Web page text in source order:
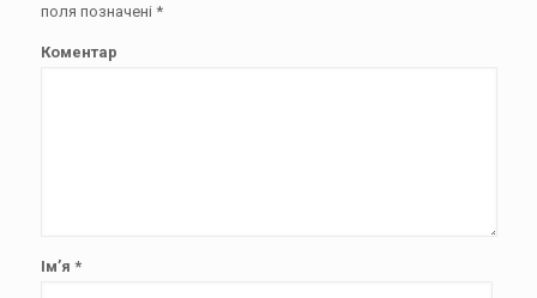
поля позначені *
Коментар
Ім’я *